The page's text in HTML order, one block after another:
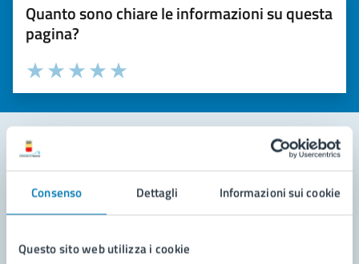
Consenso Dettagli Informazioni sui cookie
Questo sito web utilizza i cookie
Quanto sono chiare le informazioni su questa
pagina?
Valuta la chiarezza delle informazioni (da 1 a 5 stelle)
Seleziona il numero di stelle per valutare la chiarezza delle
Valuta 5 stelle su 5
Valuta 4 stelle su 5
Valuta 3 stelle su 5
Valuta 2 stelle su 5
Valuta 1 stelle su 5
Leggi le domande frequenti
Richiedi assistenza